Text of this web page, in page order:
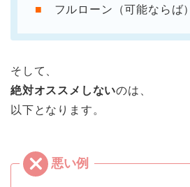
■ フルローン（可能ならば）
そして、
絶対オススメしないのは、
以下となります。